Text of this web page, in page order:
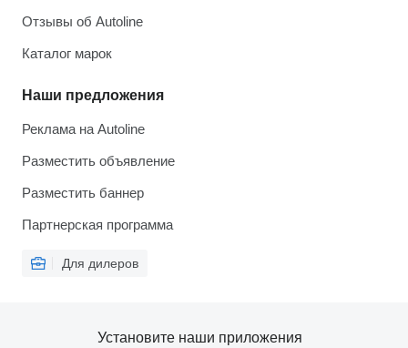
Отзывы об Autoline
Каталог марок
Наши предложения
Реклама на Autoline
Разместить объявление
Разместить баннер
Партнерская программа
Для дилеров
Установите наши приложения